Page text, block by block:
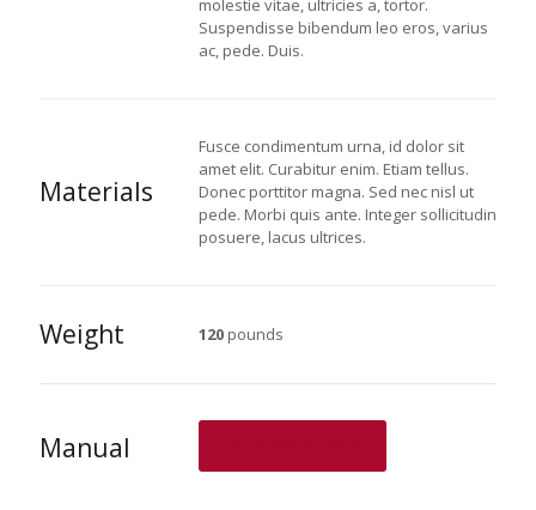
molestie vitae, ultricies a, tortor.
Suspendisse bibendum leo eros, varius
ac, pede. Duis.
Materials
Fusce condimentum urna, id dolor sit
amet elit. Curabitur enim. Etiam tellus.
Donec porttitor magna. Sed nec nisl ut
pede. Morbi quis ante. Integer sollicitudin
posuere, lacus ultrices.
Weight 120 pounds
Manual